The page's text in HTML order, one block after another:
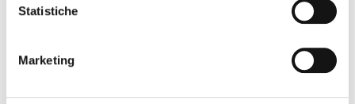
Statistiche
Marketing